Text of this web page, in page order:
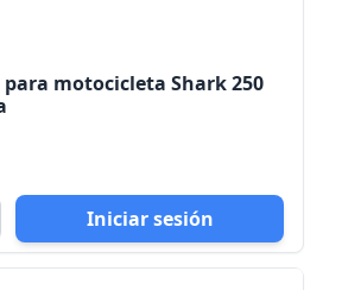
para motocicleta Shark 250
Iniciar sesión